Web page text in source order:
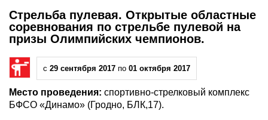
Стрельба пулевая. Открытые областные
соревнования по стрельбе пулевой на
призы Олимпийских чемпионов.
с 29 сентября 2017 по 01 октября 2017
Место проведения: спортивно-стрелковый комплекс
БФСО «Динамо» (Гродно, БЛК,17).